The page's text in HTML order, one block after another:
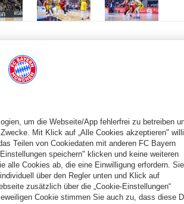
Teams
Profis
ProB